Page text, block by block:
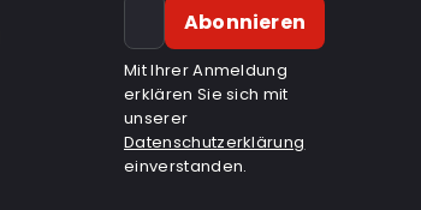
Abonnieren
Mit Ihrer Anmeldung
erklären Sie sich mit
unserer
Datenschutzerklärung
einverstanden.